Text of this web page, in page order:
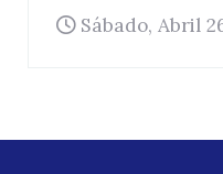
Sábado, Abril